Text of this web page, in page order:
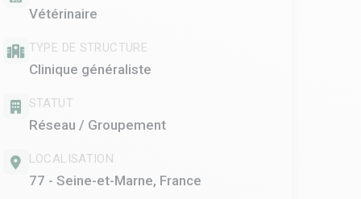
Vétérinaire
TYPE DE STRUCTURE
Clinique généraliste
STATUT
Réseau / Groupement
LOCALISATION
77 - Seine-et-Marne, France